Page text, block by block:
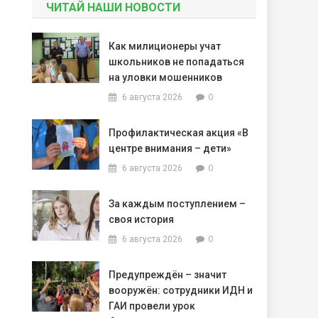
ЧИТАЙ НАШИ НОВОСТИ
Как милиционеры учат
школьников не попадаться
на уловки мошенников
6 августа 2026 0
Профилактическая акция «В
центре внимания – дети»
6 августа 2026 0
За каждым поступлением –
своя история
6 августа 2026 0
Предупреждён – значит
вооружён: сотрудники ИДН и
ГАИ провели урок